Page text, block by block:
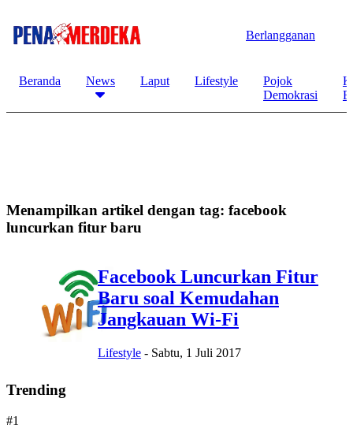
Berlangganan
Beranda News Laput Lifestyle
Pojok
Demokrasi
Menampilkan artikel dengan tag: facebook
luncurkan fitur baru
Facebook Luncurkan Fitur
Baru soal Kemudahan
Jangkauan Wi-Fi
Lifestyle - Sabtu, 1 Juli 2017
Trending
#1